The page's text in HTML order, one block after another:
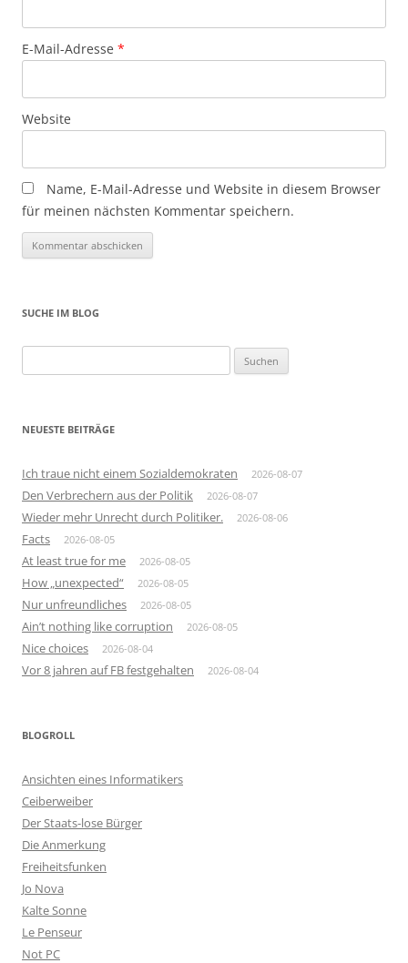
E-Mail-Adresse *
Website
Name, E-Mail-Adresse und Website in diesem Browser
für meinen nächsten Kommentar speichern.
SUCHE IM BLOG
nach:
NEUESTE BEITRÄGE
Ich traue nicht einem Sozialdemokraten 2026-08-07
Den Verbrechern aus der Politik 2026-08-07
Wieder mehr Unrecht durch Politiker. 2026-08-06
Facts 2026-08-05
At least true for me 2026-08-05
How „unexpected“ 2026-08-05
Nur unfreundliches 2026-08-05
Ain’t nothing like corruption 2026-08-05
Nice choices 2026-08-04
Vor 8 jahren auf FB festgehalten 2026-08-04
BLOGROLL
Ansichten eines Informatikers
Ceiberweiber
Der Staats-lose Bürger
Die Anmerkung
Freiheitsfunken
Jo Nova
Kalte Sonne
Le Penseur
Not PC